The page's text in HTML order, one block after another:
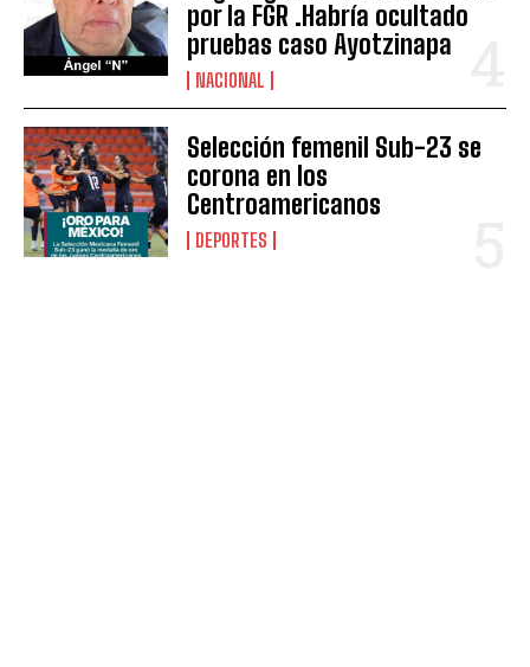
por la FGR .Habría ocultado
pruebas caso Ayotzinapa
NACIONAL
Selección femenil Sub-23 se
corona en los
Centroamericanos
DEPORTES